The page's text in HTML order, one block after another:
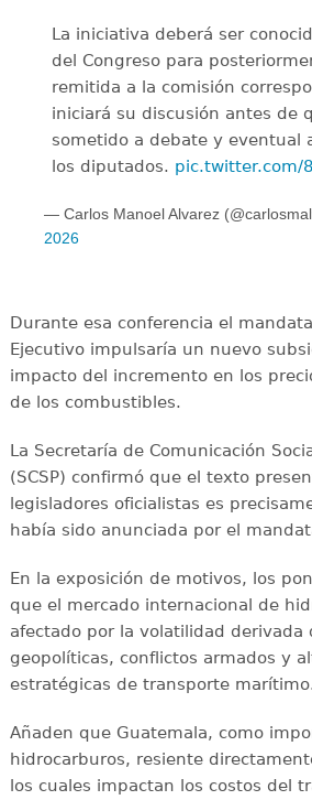
La iniciativa deberá ser
del Congreso para
remitida a la comisión
iniciará su discusión antes de
sometido a debate y eventual
los diputados. pic.twitter.com/
— Carlos Manoel Alvarez
2026
Durante esa conferencia el
Ejecutivo impulsaría un nuevo
impacto del incremento en los
de los combustibles.
La Secretaría de Comunicación
(SCSP) confirmó que el texto
legisladores oficialistas es
había sido anunciada por el
En la exposición de motivos, los
que el mercado internacional de
afectado por la volatilidad derivada
geopolíticas, conflictos armados y
estratégicas de transporte
Añaden que Guatemala, como
hidrocarburos, resiente
los cuales impactan los costos del